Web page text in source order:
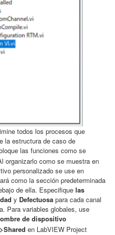
todos los procesos que
la estructura de caso de
las funciones como se
organizarlo como se muestra en
personalizado se use en
como la sección predeterminada
de ella. Especifique las
y Defectuosa para cada canal
Para variables globales, use
de dispositivo
en LabVIEW Project